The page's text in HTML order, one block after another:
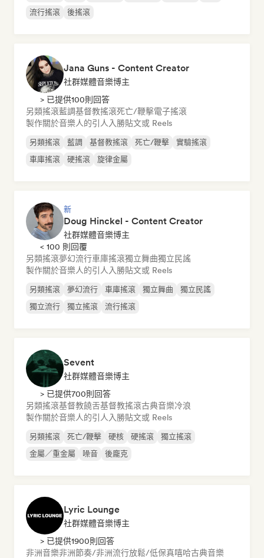
流行搖滾
後搖滾
Jana Guns - Content Creator
社群媒體音樂博主
> 已提供100則回答
另類搖滾藍調基督教搖滾死亡/鞭擊電子搖滾
製作關於音樂人的引人入勝貼文或 Reels
另類搖滾 藍調 基督教搖滾 死亡/鞭擊
實驗搖滾
車庫搖滾
硬搖滾 旋律金屬
新
Doug Hinckel - Content Creator
社群媒體音樂博主
< 100 則回覆
另類搖滾夢幻流行車庫搖滾獨立舞曲獨立民謠
製作關於音樂人的引人入勝貼文或 Reels
另類搖滾 夢幻流行 車庫搖滾 獨立舞曲
獨立民謠
獨立流行
獨立搖滾 流行搖滾
Sevent
社群媒體音樂博主
> 已提供700則回答
另類搖滾基督教饒舌基督教搖滾古典音樂冷浪
製作關於音樂人的引人入勝貼文或 Reels
另類搖滾 死亡/鞭擊 硬核 硬搖滾
獨立搖滾
金屬／重金屬
噪音 後龐克
Lyric Lounge
社群媒體音樂博主
> 已提供1900則回答
非洲音樂非洲節奏/非洲流行放鬆/低保真嘻哈古典音樂